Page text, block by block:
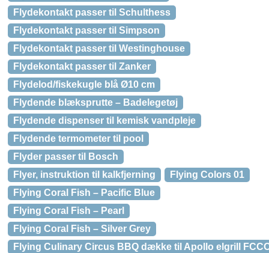
Flydekontakt passer til Schulthess
Flydekontakt passer til Simpson
Flydekontakt passer til Westinghouse
Flydekontakt passer til Zanker
Flydelod/fiskekugle blå Ø10 cm
Flydende blæksprutte – Badelegetøj
Flydende dispenser til kemisk vandpleje
Flydende termometer til pool
Flyder passer til Bosch
Flyer, instruktion til kalkfjerning
Flying Colors 01
Flying Coral Fish – Pacific Blue
Flying Coral Fish – Pearl
Flying Coral Fish – Silver Grey
Flying Culinary Circus BBQ dække til Apollo elgrill